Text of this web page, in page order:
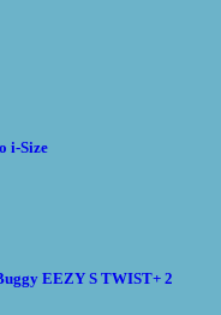
i-Size
EEZY S TWIST+ 2